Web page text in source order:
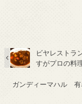
ビヤレストラ
すがプロの料
ガンディーマハル 有